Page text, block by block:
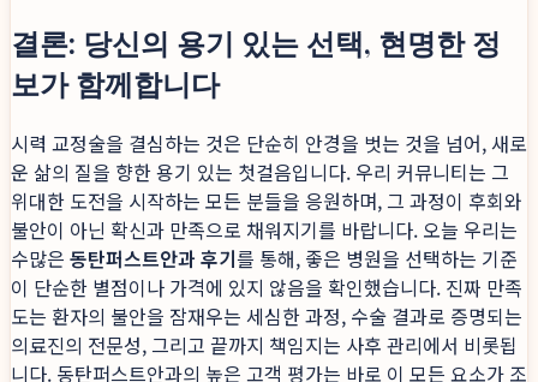
결론: 당신의 용기 있는 선택, 현명한 정
보가 함께합니다
시력 교정술을 결심하는 것은 단순히 안경을 벗는 것을 넘어, 새로
운 삶의 질을 향한 용기 있는 첫걸음입니다. 우리 커뮤니티는 그
위대한 도전을 시작하는 모든 분들을 응원하며, 그 과정이 후회와
불안이 아닌 확신과 만족으로 채워지기를 바랍니다. 오늘 우리는
수많은 동탄퍼스트안과 후기를 통해, 좋은 병원을 선택하는 기준
이 단순한 별점이나 가격에 있지 않음을 확인했습니다. 진짜 만족
도는 환자의 불안을 잠재우는 세심한 과정, 수술 결과로 증명되는
의료진의 전문성, 그리고 끝까지 책임지는 사후 관리에서 비롯됩
니다. 동탄퍼스트안과의 높은 고객 평가는 바로 이 모든 요소가 조